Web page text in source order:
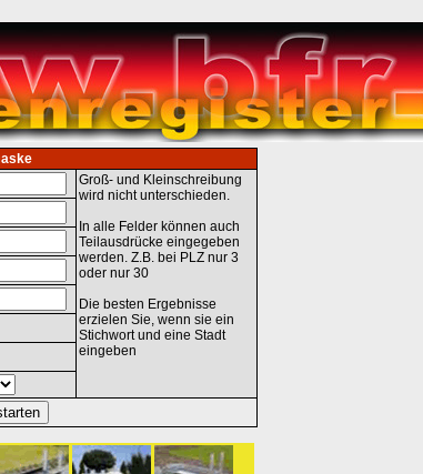
Groß- und Kleinschreibung
wird nicht unterschieden.
In alle Felder können auch
Teilausdrücke eingegeben
werden. Z.B. bei PLZ nur 3
oder nur 30
Die besten Ergebnisse
erzielen Sie, wenn sie ein
Stichwort und eine Stadt
eingeben